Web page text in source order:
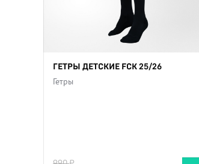
ГЕТРЫ ДЕТСКИЕ FCK 25/26
Гетры